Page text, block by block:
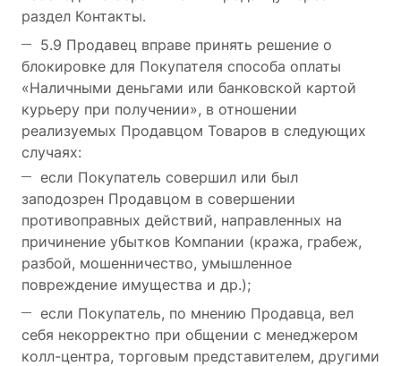
раздел Контакты.
5.9 Продавец вправе принять решение о
блокировке для Покупателя способа оплаты
«Наличными деньгами или банковской картой
курьеру при получении», в отношении
реализуемых Продавцом Товаров в следующих
случаях:
если Покупатель совершил или был
заподозрен Продавцом в совершении
противоправных действий, направленных на
причинение убытков Компании (кража, грабеж,
разбой, мошенничество, умышленное
повреждение имущества и др.);
если Покупатель, по мнению Продавца, вел
себя некорректно при общении с менеджером
колл-центра, торговым представителем, другими